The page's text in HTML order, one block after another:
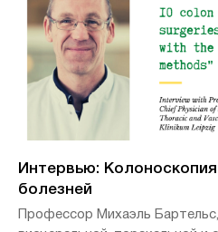
Интервью:
болезней
Профессор Михаэль